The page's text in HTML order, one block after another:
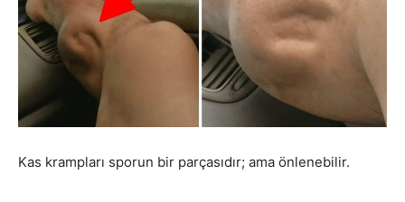
Kas krampları sporun bir parçasıdır; ama önlenebilir.